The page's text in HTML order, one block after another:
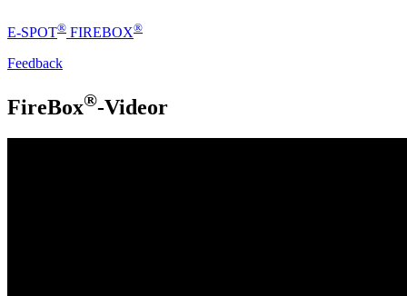
E-SPOT® FIREBOX®
Feedback
FireBox®-Videor